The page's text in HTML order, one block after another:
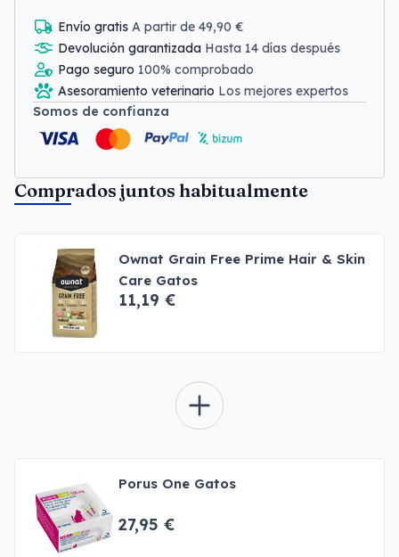
Envío gratis A partir de 49,90 €
Devolución garantizada Hasta 14 días después
Pago seguro 100% comprobado
Asesoramiento veterinario Los mejores expertos
Somos de confianza
Comprados juntos habitualmente
Ownat Grain Free Prime Hair & Skin
Care Gatos
11,19 €
Porus One Gatos
27,95 €